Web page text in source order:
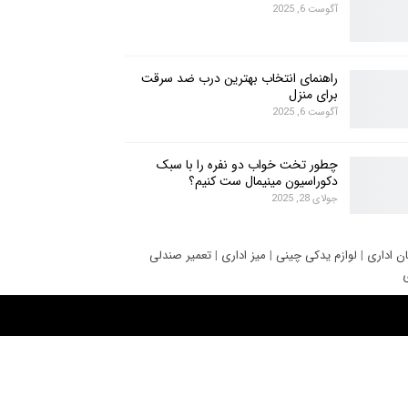
آگوست 6, 2025
راهنمای انتخاب بهترین درب ضد سرقت
برای منزل
آگوست 6, 2025
چطور تخت خواب دو نفره را با سبک
دکوراسیون مینیمال ست کنیم؟
جولای 28, 2025
اداری | لوازم یدکی چینی | میز اداری | تعمیر صندلی